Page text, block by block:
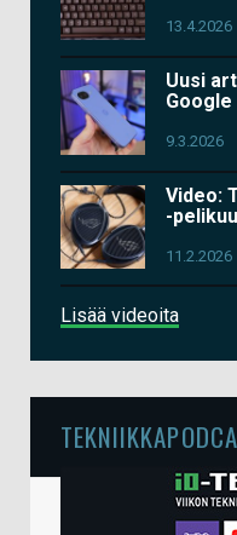
13.4.2026
Uusi
Google
9.3.2026
Video:
-
11.2.2026
Lisää videoita